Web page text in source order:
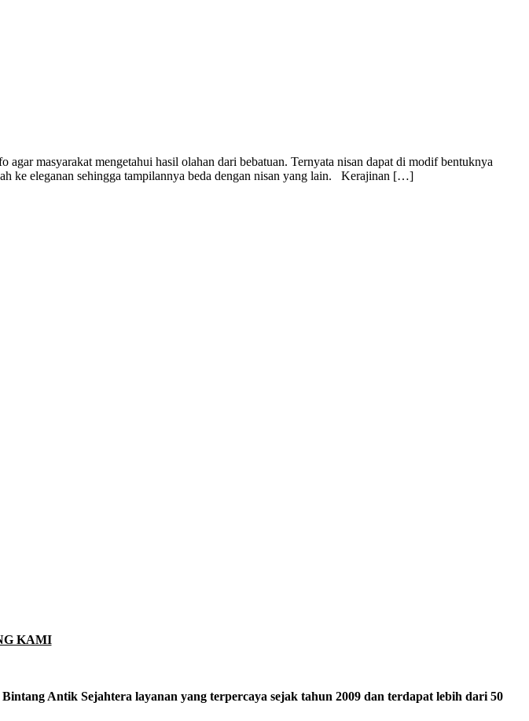
masyarakat mengetahui hasil olahan dari bebatuan. Ternyata nisan dapat di modif bentuknya
ke eleganan sehingga tampilannya beda dengan nisan yang lain. Kerajinan […]
KAMI
Antik Sejahtera layanan yang terpercaya sejak tahun 2009 dan terdapat lebih dari 50